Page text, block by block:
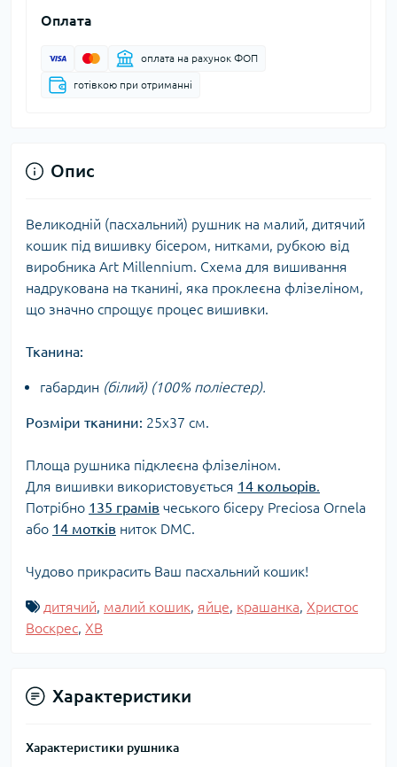
Оплата
оплата на рахунок ФОП
готівкою при отриманні
Опис
Великодній (пасхальний) рушник на малий, дитячий
кошик під вишивку бісером, нитками, рубкою від
виробника Art Millennium. Схема для вишивання
надрукована на тканині, яка проклеєна флізеліном,
що значно спрощує процес вишивки.
Тканина:
габардин (білий) (100% поліестер).
Розміри тканини: 25х37 см.
Площа рушника підклеєна флізеліном.
Для вишивки використовується 14 кольорів.
Потрібно 135 грамів чеського бісеру Preciosa Ornela
або 14 мотків ниток DMC.
Чудово прикрасить Ваш пасхальний кошик!
дитячий, малий кошик, яйце, крашанка, Христос
Воскрес, ХВ
Характеристики
Характеристики рушника